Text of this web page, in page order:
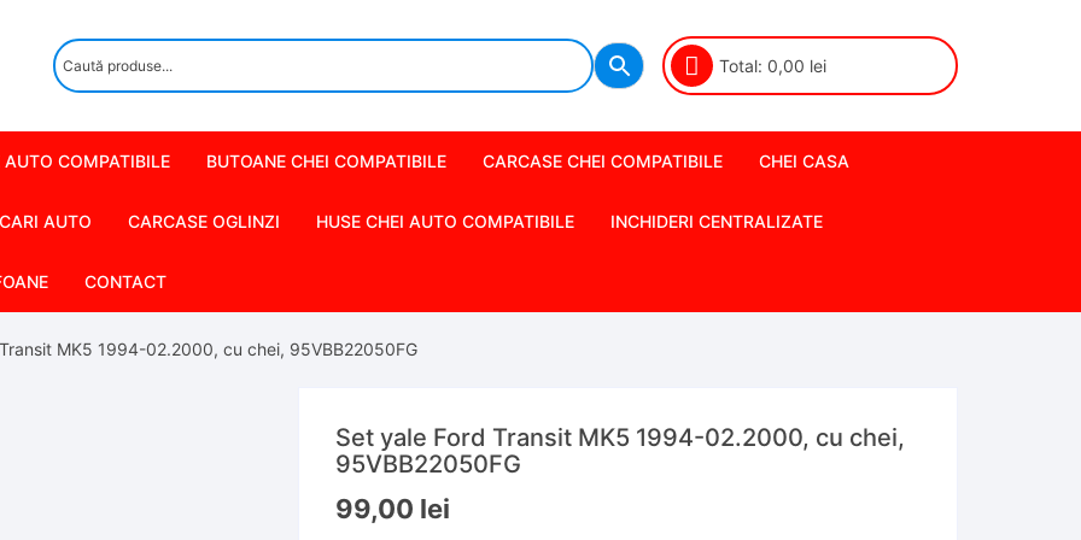
Total: 0,00 lei
AUTO COMPATIBILE BUTOANE CHEI COMPATIBILE CARCASE CHEI COMPATIBILE CHEI CASA
AUTO CARCASE OGLINZI HUSE CHEI AUTO COMPATIBILE INCHIDERI CENTRALIZATE
CONTACT
MK5 1994-02.2000, cu chei, 95VBB22050FG
Set yale Ford Transit MK5 1994-02.2000, cu chei,
95VBB22050FG
99,00 lei